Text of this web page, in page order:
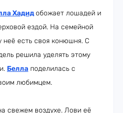
Хадидобожает лошадей и
ездой. На семейной
есть своя конюшня. С
решила уделять этому
Белла поделилась с
любимцем.
свежем воздухе. Лови её